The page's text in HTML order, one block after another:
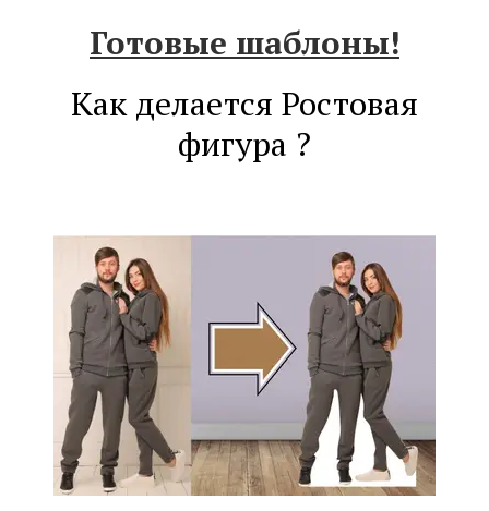
Готовые шаблоны!
Как делается Ростовая
фигура ?